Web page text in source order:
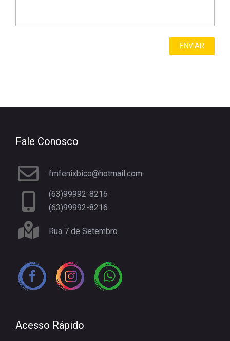
Fale Conosco
fmfenixbico@hotmail.com
(63)99992-8216
(63)99992-8216
Rua 7 de Setembro
Acesso Rápido